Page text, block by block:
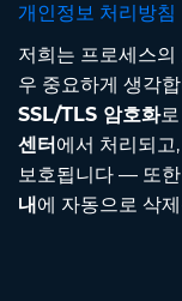
개인정보 처리방침
저희는 프로세스의
우 중요하게 생각
SSL/TLS 암호화
센터 에서 처리되고
보호됩니다 — 또
내 에 자동으로 삭